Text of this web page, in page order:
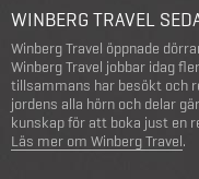
WINBERG TRAVEL
Winberg Travel öppnade
Winberg Travel jobbar idag
tillsammans har besökt och
jordens alla hörn och delar
kunskap för att boka just en
Läs mer om Winberg Travel.